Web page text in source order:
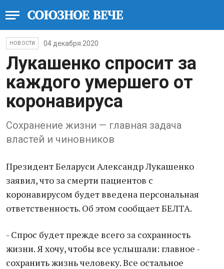
НОВОСТИ 04 декабря 2020
Лукашенко спросит за
каждого умершего от
коронавируса
Сохранение жизни — главная задача
властей и чиновников
Президент Беларуси Александр Лукашенко
заявил, что за смерти пациентов с
коронавирусом будет введена персональная
ответственность. Об этом сообщает БЕЛТА.
- Спрос будет прежде всего за сохранность
жизни. Я хочу, чтобы все услышали: главное -
сохранить жизнь человеку. Все остальное